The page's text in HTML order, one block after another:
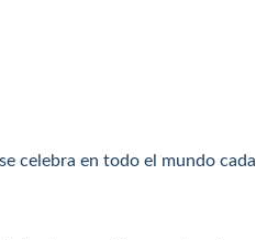
celebra en todo el mundo cada